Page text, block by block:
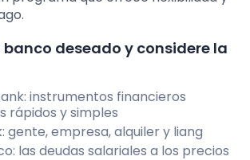
banco deseado y considere la
instrumentos financieros
rápidos y simples
gente, empresa, alquiler y liang
las deudas salariales a los precios